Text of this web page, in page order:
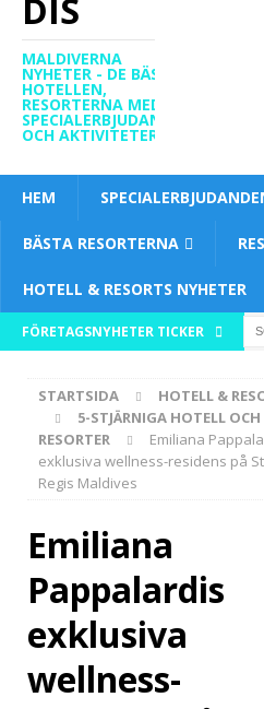
DIS
MALDIVERNA
NYHETER - DE BÄSTA
HOTELLEN,
RESORTERNA MED
SPECIALERBJUDANDEN
OCH AKTIVITETER
HEM
BÄSTA RESORTERNA
HOTELL & RESORTS NYHETER
FÖRETAGSNYHETER TICKER
STARTSIDA
HOTELL &
5-STJÄRNIGA HOTELL OCH
RESORTER
Emiliana
exklusiva wellness-residens på
Regis Maldives
Emiliana
Pappalardis
exklusiva
wellness-